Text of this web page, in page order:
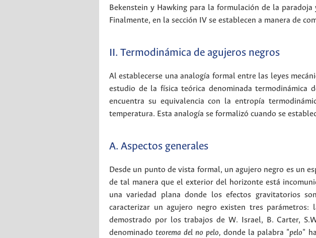
Bekenstein y Hawking para la formulación de la
Finalmente, en la sección IV se establecen a manera de
II. Termodinámica de agujeros negros
Al establecerse una analogía formal entre las leyes
estudio de la física teórica denominada termodinámica
encuentra su equivalencia con la entropía
temperatura. Esta analogía se formalizó cuando se
A. Aspectos generales
Desde un punto de vista formal, un agujero negro es un
de tal manera que el exterior del horizonte está
una variedad plana donde los efectos gravitatorios
caracterizar un agujero negro existen tres
demostrado por los trabajos de W. Israel, B. Carter,
denominadoteorema del no pelo, donde la palabra "pelo"